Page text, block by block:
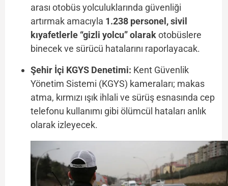
arası otobüs yolculuklarında güvenliği
artırmak amacıyla 1.238 personel, sivil
kıyafetlerle “gizli yolcu” olarakotobüslere
binecek ve sürücü hatalarını raporlayacak.
Şehir İçi KGYS Denetimi: Kent Güvenlik
Yönetim Sistemi (KGYS) kameraları; makas
atma, kırmızı ışık ihlali ve sürüş esnasında cep
telefonu kullanımı gibi ölümcül hataları anlık
olarak izleyecek.